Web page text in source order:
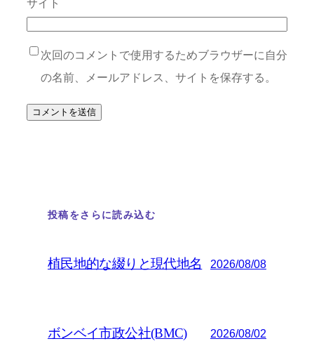
サイト
次回のコメントで使用するためブラウザーに自分
の名前、メールアドレス、サイトを保存する。
投稿をさらに読み込む
植民地的な綴りと現代地名 2026/08/08
ボンベイ市政公社(BMC) 2026/08/02